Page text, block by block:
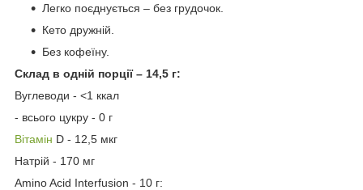
Легко поєднується – без грудочок.
Кето дружній.
Без кофеїну.
Склад в одній порції – 14,5 г:
Вуглеводи - <1 ккал
- всього цукру - 0 г
Вітамін D - 12,5 мкг
Натрій - 170 мг
Amino Acid Interfusion - 10 г: